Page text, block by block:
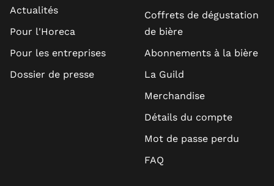
Actualités
Pour l'Horeca
Pour les entreprises
Dossier de presse
Coffrets de dégustation
de bière
Abonnements à la bière
La Guild
Merchandise
Détails du compte
Mot de passe perdu
FAQ